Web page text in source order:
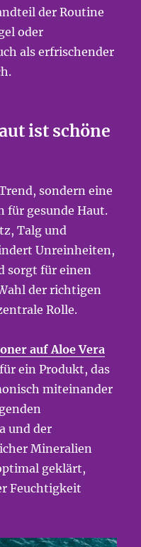
der Routine
oder
als erfrischender
ist schöne
sondern eine
für gesunde Haut.
Talg und
Unreinheiten,
sorgt für einen
der richtigen
Rolle.
auf Aloe Vera
ein Produkt, das
miteinander
und der
Mineralien
geklärt,
Feuchtigkeit